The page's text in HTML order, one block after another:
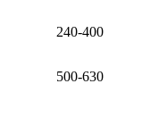
240-400
500-630